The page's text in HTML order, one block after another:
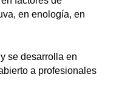
en enología, en
se desarrolla en
a profesionales